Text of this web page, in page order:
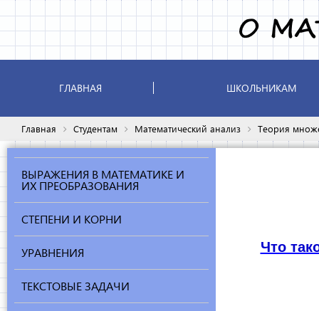
ГЛАВНАЯ ШКОЛЬНИКАМ
Главная Студентам Математический анализ Теория
ВЫРАЖЕНИЯ В МАТЕМАТИКЕ И
ИХ ПРЕОБРАЗОВАНИЯ
СТЕПЕНИ И КОРНИ
УРАВНЕНИЯ
ТЕКСТОВЫЕ ЗАДАЧИ
Что